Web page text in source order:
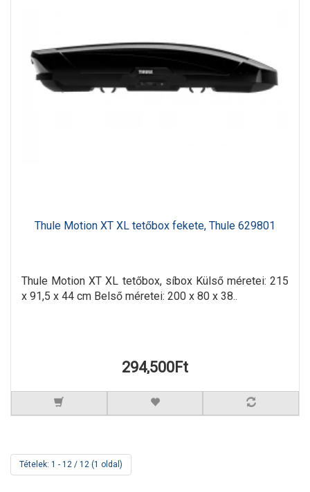
Thule Motion XT XL tetőbox fekete, Thule 629801
Thule Motion XT XL tetőbox, síbox Külső méretei: 215
x 91,5 x 44 cm Belső méretei: 200 x 80 x 38..
294,500Ft
Tételek: 1 - 12 / 12 (1 oldal)